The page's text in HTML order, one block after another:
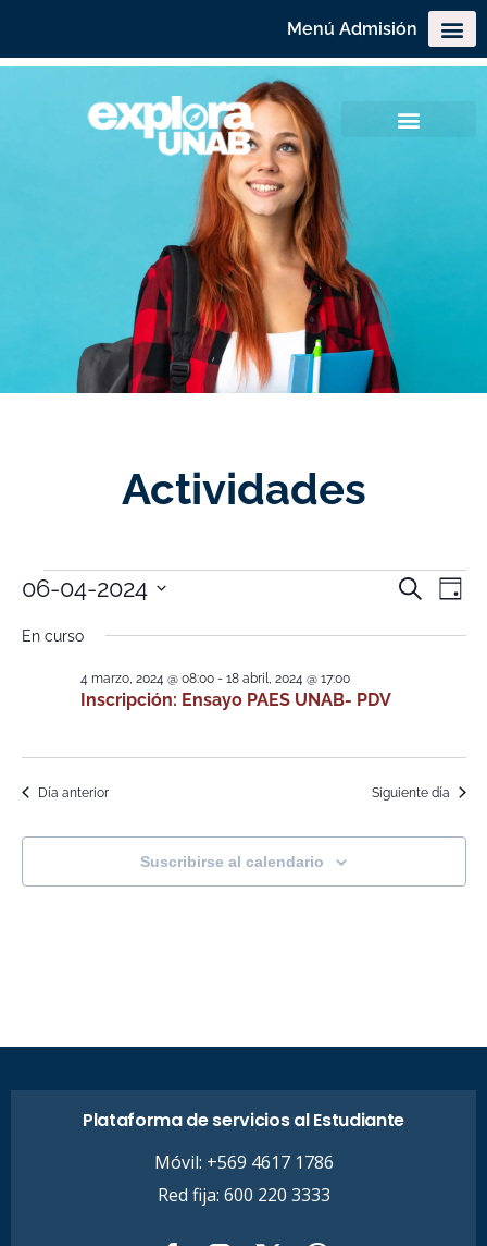
Menú Admisión
Actividades
de
vistas
de
Buscar
de
Día
06-04-2024
la
fecha.
En curso
Inscripción: Ensayo PAES UNAB- PDV
4 marzo, 2024 @ 08:00- 18 abril, 2024 @ 17:00
Día anterior Siguiente día
Suscribirse al calendario